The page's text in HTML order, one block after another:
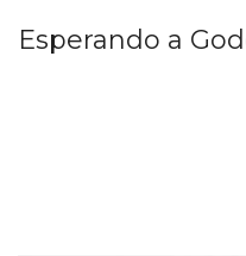
Esperando a